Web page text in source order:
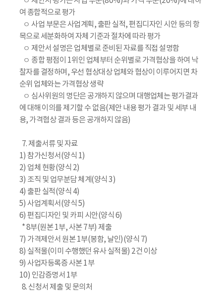
여 종합적으로 평가
ㅇ 사업 부문은 사업계획, 출판 실적, 편집디자인 시안 등의 항
목으로 세분화하여 자체 기준과 절차에 따라 평가
ㅇ 제안서 설명은 업체별로 준비된 자료를 직접 설명함
ㅇ 종합 평점이 1위인 업체부터 순위별로 가격협상을 하여 낙
찰자를 결정하며, 우선 협상대상 업체와 협상이 이루어지면 차
순위 업체와는 가격협상 생략
ㅇ 심사위원의 명단은 공개하지 않으며 대행업체는 평가결과
에 대해 이의를 제기할 수 없음(제안 내용 평가 결과 및 세부 내
용, 가격협상 결과 등은 공개하지 않음)
7. 제출서류 및 자료
1) 참가신청서(양식 1)
2) 업체 현황(양식 2)
3) 조직 및 업무분담 체계(양식 3)
4) 출판 실적(양식 4)
5) 사업계획서(양식 5)
6) 편집디자인 및 카피 시안(양식 6)
* 8부(원본 1부, 사본 7부) 제출
7) 가격제안서 원본 1부(봉함, 날인)(양식 7)
8) 실적물(이미 수행했던 유사 실적물) 2건 이상
9) 사업자등록증 사본 1부
10) 인감증명서 1부
8. 신청서 제출 및 문의처